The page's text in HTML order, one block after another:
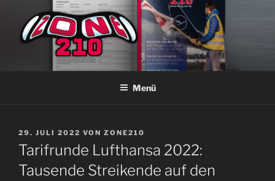
springen
ZONE210
Die ver.di Zeitschrift bei Lufthansa Technik Hamburg
Menü
VERÖFFENTLICHT
AM
29. JULI 2022 VON ZONE210
Tarifrunde Lufthansa 2022:
Tausende Streikende auf den